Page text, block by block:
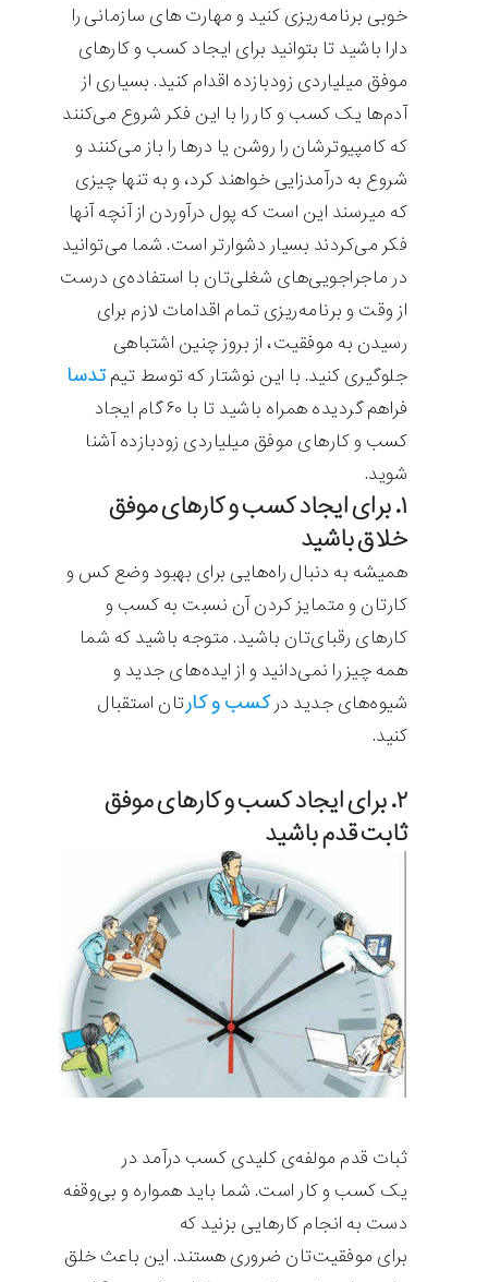
خوبی برنامه‌ریزی کنید و مهارت های سازمانی را
دارا باشید تا بتوانید برای ایجاد کسب و کارهای
موفق میلیاردی زودبازده اقدام کنید. بسیاری از
آدم‌ها یک کسب و کار را با این فکر شروع می‌کنند
که کامپیوترشان را روشن یا درها را باز می‌کنند و
شروع به درآمدزایی خواهند کرد، و به تنها چیزی
که میرسند این است که پول درآوردن از آنچه آنها
فکر می‌کردند بسیار دشوارتر است. شما می‌توانید
در ماجراجویی‌های شغلی‌تان با استفاده‌ی درست
از وقت و برنامه‌ریزی تمام اقدامات لازم برای
رسیدن به موفقیت، از بروز چنین اشتباهی
جلوگیری کنید. با این نوشتار که توسط تیمتدسا
فراهم گردیده همراه باشید تا با ۶۰ گام ایجاد
کسب و کارهای موفق میلیاردی زودبازده آشنا
شوید.
۱. برای ایجاد کسب و کارهای موفق
خلاق باشید
همیشه به دنبال راه‌هایی برای بهبود وضع کس و
کارتان و متمایز کردن آن نسبت به کسب و
کارهای رقبای‌تان باشید. متوجه باشید که شما
همه چیز را نمی‌دانید و از ایده‌های جدید و
شیوه‌های جدید درکسب و کارتان استقبال
کنید.
۲. برای ایجاد کسب و کارهای موفق
ثابت قدم باشید
ثبات قدم مولفه‌ی کلیدی کسب درآمد در
یک کسب و کار است. شما باید همواره و بی‌وقفه
دست به انجام کارهایی بزنید که
برای موفقیت‌تان ضروری هستند. این باعث خلق